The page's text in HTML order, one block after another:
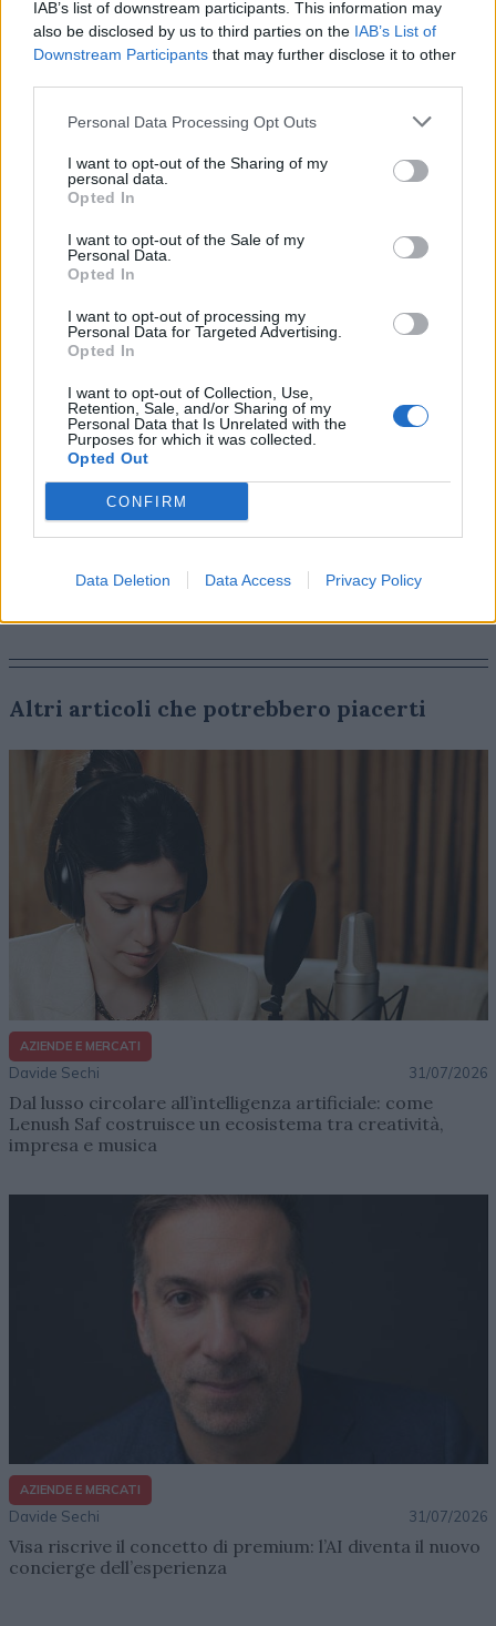
IAB’s list of downstream participants. This information may
also be disclosed by us to third parties on the IAB’s List of
Downstream Participants that may further disclose it to other
Personal Data Processing Opt Outs
I want to opt-out of the Sharing of my
personal data.
Opted In
I want to opt-out of the Sale of my
Personal Data.
Opted In
I want to opt-out of processing my
Personal Data for Targeted Advertising.
Opted In
I want to opt-out of Collection, Use,
Retention, Sale, and/or Sharing of my
Personal Data that Is Unrelated with the
Purposes for which it was collected.
Opted Out
CONFIRM
Data Deletion Data Access Privacy Policy
della nostra più ampia trasformazione commerciale
Freddyai”. Commentando l’annuncio, Jorn Socquet
Senior Director Global Brand Impact & Growth
Transformation di Heineken, ha dichiarato: “Il nostro
nuovo ecosistema di agenzie è un fattore chiave per la
distintivi su larga scala. Collaborando con un numero
più ristretto di agenzie di livello mondiale, creiamo le
maggiore focalizzazione strategica e una creatività di
maggiore impatto. Allo stesso tempo, questo modello
efficienza, garantendo la fornitura di un lavoro di alta
qualità in modo costante per il nostro portafoglio di
agenzie partecipanti per il loro impegno durante
questo lungo processo. La qualità del pensiero, della
creatività e del talento dimostrati è stata eccezionale”.
Altri articoli che potrebbero piacerti
AZIENDE E MERCATI
Davide Sechi 31/07/2026
Dal lusso circolare all’intelligenza artificiale: come
Lenush Saf costruisce un ecosistema tra creatività,
impresa e musica
AZIENDE E MERCATI
Davide Sechi 31/07/2026
Visa riscrive il concetto di premium: l’AI diventa il nuovo
concierge dell’esperienza